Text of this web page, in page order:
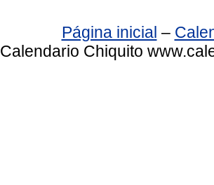
Página inicial –
Calendario Chiquito